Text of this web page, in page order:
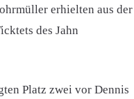
erhielten aus der
des Jahn
Platz zwei vor Dennis